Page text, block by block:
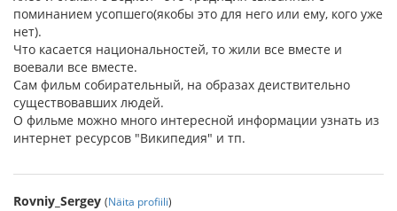
поминанием усопшего(якобы это для него или ему, кого уже
нет).
Что касается национальностей, то жили все вместе и
воевали все вместе.
Сам фильм собирательный, на образах деиствительно
существовавших людей.
О фильме можно много интересной информации узнать из
интернет ресурсов "Википедия" и тп.
Rovniy_Sergey (Näita profiili)